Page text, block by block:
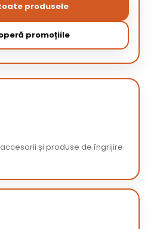
produsele
promoțiile
și produse de îngrijire